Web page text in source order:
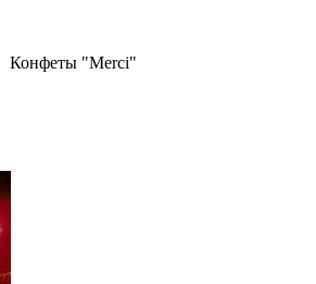
Конфеты "Merci"